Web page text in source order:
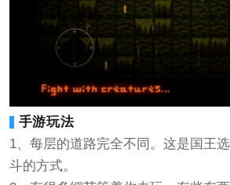
手游玩法
1、每层的道路完全不同。这是国王
斗的方式。